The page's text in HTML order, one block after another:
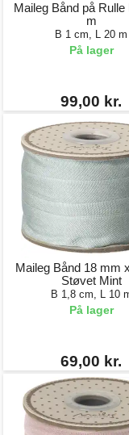
Maileg Bånd på Rulle
m
B 1 cm, L 20 m
På lager
99,00 kr.
Maileg Bånd 18 mm
Støvet Mint
B 1,8 cm, L 10
På lager
69,00 kr.